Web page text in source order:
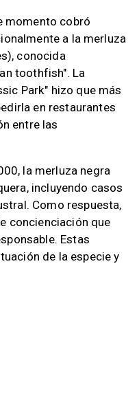
momento cobró
a la merluza
conocida
toothfish". La
Park" hizo que más
en restaurantes
entre las
la merluza negra
incluyendo casos
Como respuesta,
concienciación que
Estas
de la especie y